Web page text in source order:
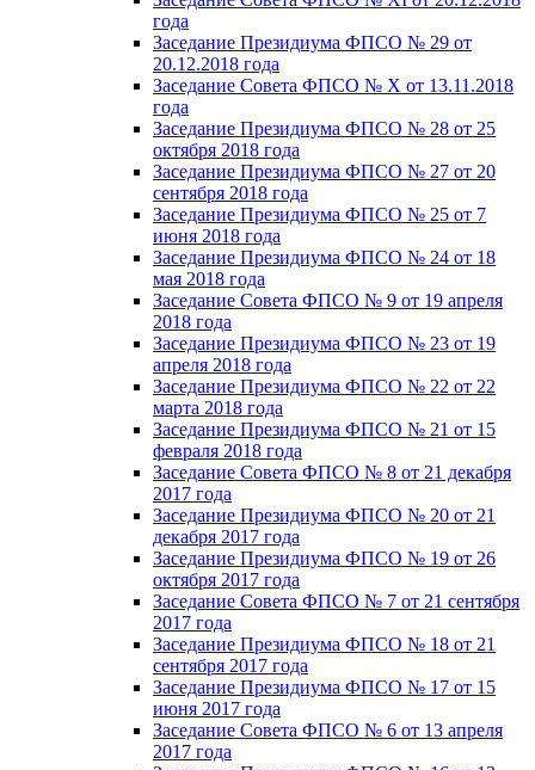
года
Заседание Президиума ФПСО № 29 от
20.12.2018 года
Заседание Совета ФПСО № X от 13.11.2018
года
Заседание Президиума ФПСО № 28 от 25
октября 2018 года
Заседание Президиума ФПСО № 27 от 20
сентября 2018 года
Заседание Президиума ФПСО № 25 от 7
июня 2018 года
Заседание Президиума ФПСО № 24 от 18
мая 2018 года
Заседание Совета ФПСО № 9 от 19 апреля
2018 года
Заседание Президиума ФПСО № 23 от 19
апреля 2018 года
Заседание Президиума ФПСО № 22 от 22
марта 2018 года
Заседание Президиума ФПСО № 21 от 15
февраля 2018 года
Заседание Совета ФПСО № 8 от 21 декабря
2017 года
Заседание Президиума ФПСО № 20 от 21
декабря 2017 года
Заседание Президиума ФПСО № 19 от 26
октября 2017 года
Заседание Совета ФПСО № 7 от 21 сентября
2017 года
Заседание Президиума ФПСО № 18 от 21
сентября 2017 года
Заседание Президиума ФПСО № 17 от 15
июня 2017 года
Заседание Совета ФПСО № 6 от 13 апреля
2017 года